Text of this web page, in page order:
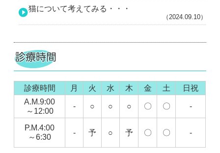
猫について考えてみる・・・
（2024.09.10）
診療時間 月 火 水 木 金 土
日祝
A.M.9:00
～12:00
- ○ ○ ○ 〇 〇 -
P.M.4:00
～6:30
- 予 ○ 予 〇 〇 -